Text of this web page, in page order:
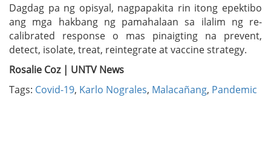
Dagdag pa ng opisyal, nagpapakita rin itong epektibo
ang mga hakbang ng pamahalaan sa ilalim ng re-
calibrated response o mas pinaigting na prevent,
detect, isolate, treat, reintegrate at vaccine strategy.
Rosalie Coz | UNTV News
Tags: Covid-19, Karlo Nograles, Malacañang, Pandemic